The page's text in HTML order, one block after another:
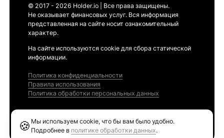
© 2017 - 2026 Holder.io | Все права защищены.
Не оказывает финансовых услуг. Вся информация
представленная на сайте носит ознакомительный
характер.
На сайте используются cookie для сбора статической
информации.
Политика конфиденциальности
Правила использования
Политика обработки персональных данных
🍪 Мы используем cookie, что бы вам было удобно.
Подробнее в политике обработки данных.
Ethereum GAS Tracker